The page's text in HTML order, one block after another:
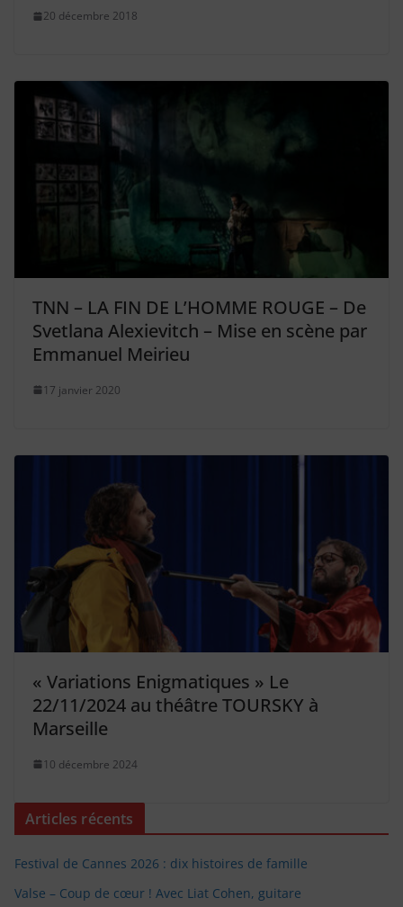
20 décembre 2018
TNN – LA FIN DE L’HOMME ROUGE – De
Svetlana Alexievitch – Mise en scène par
Emmanuel Meirieu
17 janvier 2020
« Variations Enigmatiques » Le
22/11/2024 au théâtre TOURSKY à
Marseille
10 décembre 2024
Articles récents
Festival de Cannes 2026 : dix histoires de famille
Valse – Coup de cœur ! Avec Liat Cohen, guitare